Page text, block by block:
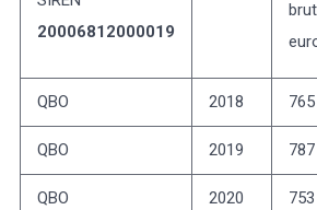
20006812000019
QBO 2018
QBO 2019
QBO 2020